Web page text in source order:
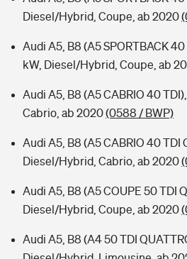
Diesel/Hybrid, Coupe, ab 2020
Audi A5, B8 (A5 SPORTBACK
kW, Diesel/Hybrid, Coupe, ab
Audi A5, B8 (A5 CABRIO 40
Cabrio, ab 2020(0588 / BWP)
Audi A5, B8 (A5 CABRIO 40 TDI
Diesel/Hybrid, Cabrio, ab 2020
Audi A5, B8 (A5 COUPE 50 TDI
Diesel/Hybrid, Coupe, ab 2020
Audi A5, B8 (A4 50 TDI